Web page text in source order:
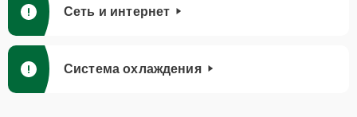
Сеть и интернет
Система охлаждения